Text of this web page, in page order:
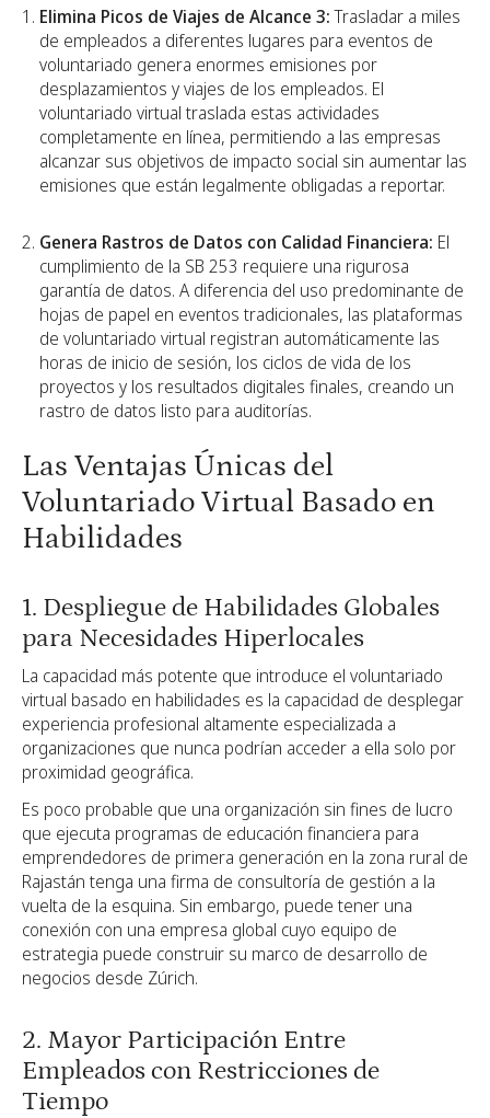
Elimina Picos de Viajes de Alcance 3:Trasladar a miles
de empleados a diferentes lugares para eventos de
voluntariado genera enormes emisiones por
desplazamientos y viajes de los empleados. El
voluntariado virtual traslada estas actividades
completamente en línea, permitiendo a las empresas
alcanzar sus objetivos de impacto social sin aumentar las
emisiones que están legalmente obligadas a reportar.
Genera Rastros de Datos con Calidad Financiera: El
cumplimiento de la SB 253 requiere una rigurosa
garantía de datos. A diferencia del uso predominante de
hojas de papel en eventos tradicionales, las plataformas
de voluntariado virtual registran automáticamente las
horas de inicio de sesión, los ciclos de vida de los
proyectos y los resultados digitales finales, creando un
rastro de datos listo para auditorías.
Las Ventajas Únicas del
Voluntariado Virtual Basado en
Habilidades
1. Despliegue de Habilidades Globales
para Necesidades Hiperlocales
La capacidad más potente que introduce el voluntariado
virtual basado en habilidades es la capacidad de desplegar
experiencia profesional altamente especializada a
organizaciones que nunca podrían acceder a ella solo por
proximidad geográfica.
Es poco probable que una organización sin fines de lucro
que ejecuta programas de educación financiera para
emprendedores de primera generación en la zona rural de
Rajastán tenga una firma de consultoría de gestión a la
vuelta de la esquina. Sin embargo, puede tener una
conexión con una empresa global cuyo equipo de
estrategia puede construir su marco de desarrollo de
negocios desde Zúrich.
2. Mayor Participación Entre
Empleados con Restricciones de
Tiempo